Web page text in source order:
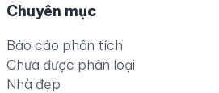
Chuyên mục
Báo cáo phân tích
Chưa được phân loại
Nhà đẹp